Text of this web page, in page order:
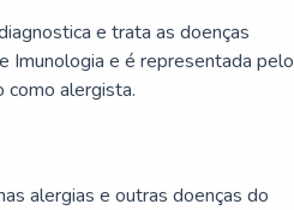
e trata as doenças
Imunologia e é representada pelo
como alergista.
alergias e outras doenças do